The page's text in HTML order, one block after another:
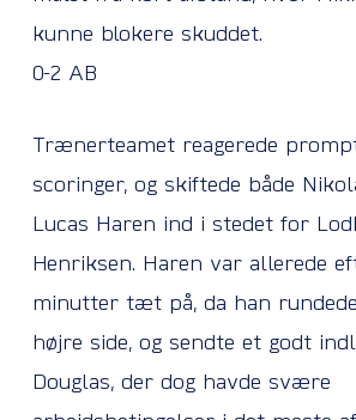
kunne blokere skuddet.
0-2 AB
Trænerteamet reagerede
scoringer, og skiftede både
Lucas Haren ind i stedet for
Henriksen. Haren var allerede
minutter tæt på, da han
højre side, og sendte et godt
Douglas, der dog havde svære